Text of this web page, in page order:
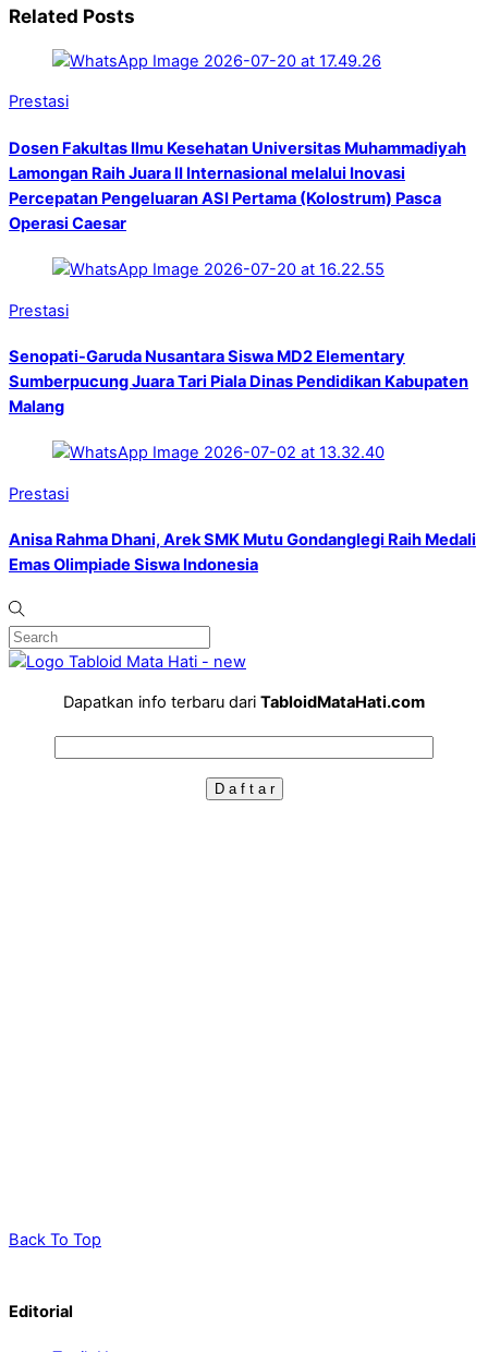
Related Posts
Prestasi
Dosen Fakultas Ilmu Kesehatan Universitas Muhammadiyah
Lamongan Raih Juara II Internasional melalui Inovasi
Percepatan Pengeluaran ASI Pertama (Kolostrum) Pasca
Operasi Caesar
Prestasi
Senopati-Garuda Nusantara Siswa MD2 Elementary
Sumberpucung Juara Tari Piala Dinas Pendidikan Kabupaten
Malang
Prestasi
Anisa Rahma Dhani, Arek SMK Mutu Gondanglegi Raih Medali
Emas Olimpiade Siswa Indonesia
Dapatkan info terbaru dari TabloidMataHati.com
Back To Top
Editorial